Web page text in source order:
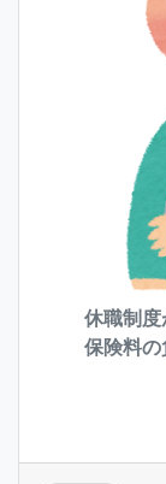
休職制
保険料